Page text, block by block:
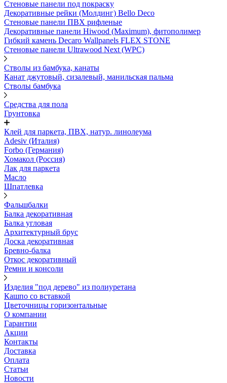
Стеновые панели под покраску
Декоративные рейки (Молдинг) Bello Deco
Стеновые панели ПВХ рифленыe
Декоративные панели Hiwood (Maximum), фитополимер
Гибкий камень Decaro Wallpanels FLEX STONE
Стеновые панели Ultrawood Next (WPC)
Стволы из бамбука, канаты
Канат джутовый, сизалевый, манильская пальма
Стволы бамбука
Средства для пола
Грунтовка
Клей для паркета, ПВХ, натур. линолеума
Adesiv (Италия)
Forbo (Германия)
Хомакол (Россия)
Лак для паркета
Масло
Шпатлевка
Фальшбалки
Балка декоративная
Балка угловая
Архитектурный брус
Доска декоративная
Бревно-балка
Откос декоративный
Ремни и консоли
Изделия "под дерево" из полиуретана
Кашпо со вставкой
Цветочницы горизонтальные
О компании
Гарантии
Акции
Контакты
Доставка
Оплата
Статьи
Новости